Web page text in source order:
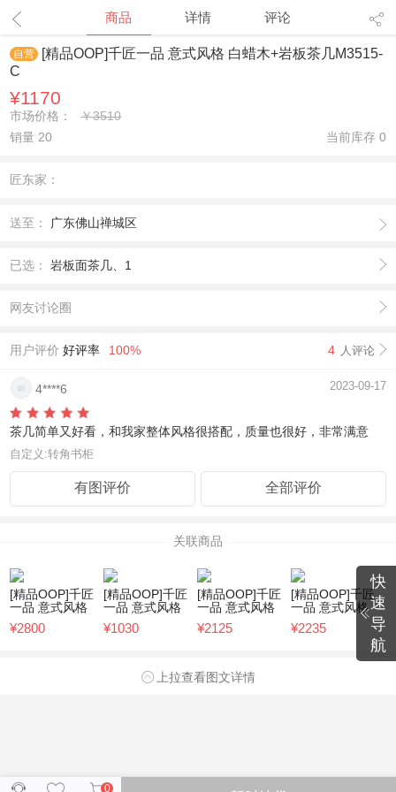
商品 详情 评论
自营
[精品OOP]千匠一品 意式风格 白蜡木+岩板茶几M3515-
C
¥1170
市场价格：
￥3510
销量 20
当前库存 0
匠东家：
送至： 广东佛山禅城区
已选： 岩板面茶几、1
网友讨论圈
用户评价 好评率 100% 4 人评论
4****6 2023-09-17
茶几简单又好看，和我家整体风格很搭配，质量也很好，非常满意
自定义:转角书柜
有图评价 全部评价
关联商品
[精品OOP]千匠
一品 意式风格
白蜡木+仿石
+大理石长茶几
¥2800
[精品OOP]千匠
一品 意式风格
白蜡木+仿石角
几M9502-C
¥1030
[精品OOP]千匠
一品 意式风格
白蜡木+皮休闲
椅M3606-C
¥2125
[精品OOP]千匠
一品 意式风格
白蜡木地柜
M3203-C
¥2235
上拉查看图文详情
0
快
速
导
航